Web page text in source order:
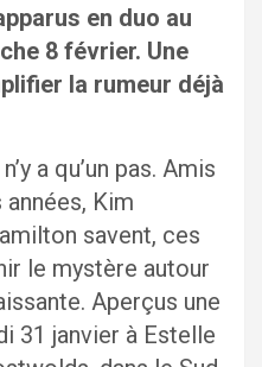
en duo au
8 février. Une
la rumeur déjà
a qu’un pas. Amis
Kim
savent, ces
le mystère autour
Aperçus une
31 janvier à Estelle